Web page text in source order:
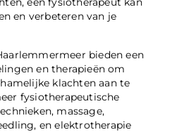
een fysiotherapeut kan
en verbeteren van je
bieden een
en therapieën om
klachten aan te
fysiotherapeutische
massage,
en elektrotherapie